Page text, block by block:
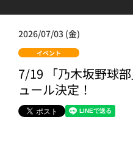
2026/07/03 (金)
イベント
7/19 「乃木坂野球
ュール決定！